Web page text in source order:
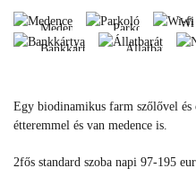
Medence Parkoló
Wi-
fi
Bankkártya
Bankkártya
Állatbarát
Állatbarát
Egy biodinamikus farm szőlővel
étteremmel és van medence is.
2fős standard szoba napi 97-195